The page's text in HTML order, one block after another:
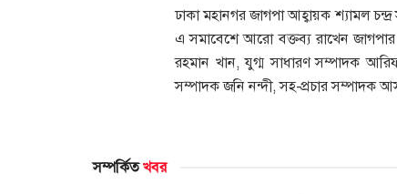
ঢাকা মহানগর জাগপা আহ্বায়ক শ্যামল
এ সমাবেশে আরো বক্তব্য রাখেন
রহমান খান, যুগ্ম সাধারণ সম্পাদক
সম্পাদক জনি নন্দী, সহ-প্রচার সম্পাদক
সম্পর্কিতখবর